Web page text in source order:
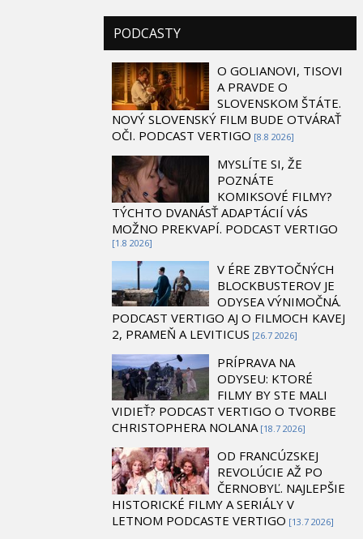
PODCASTY
O GOLIANOVI, TISOVI
A PRAVDE O
SLOVENSKOM ŠTÁTE.
NOVÝ SLOVENSKÝ FILM BUDE OTVÁRAŤ
OČI. PODCAST VERTIGO [8.8 2026]
MYSLÍTE SI, ŽE
POZNÁTE
KOMIKSOVÉ FILMY?
TÝCHTO DVANÁSŤ ADAPTÁCIÍ VÁS
MOŽNO PREKVAPÍ. PODCAST VERTIGO
[1.8 2026]
V ÉRE ZBYTOČNÝCH
BLOCKBUSTEROV JE
ODYSEA VÝNIMOČNÁ.
PODCAST VERTIGO AJ O FILMOCH KAVEJ
2, PRAMEŇ A LEVITICUS [26.7 2026]
PRÍPRAVA NA
ODYSEU: KTORÉ
FILMY BY STE MALI
VIDIEŤ? PODCAST VERTIGO O TVORBE
CHRISTOPHERA NOLANA [18.7 2026]
OD FRANCÚZSKEJ
REVOLÚCIE AŽ PO
ČERNOBYĽ. NAJLEPŠIE
HISTORICKÉ FILMY A SERIÁLY V
LETNOM PODCASTE VERTIGO [13.7 2026]